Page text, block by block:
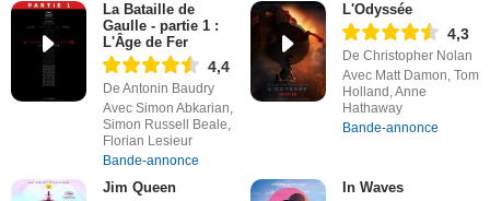
La Bataille de
Gaulle - partie 1 :
L'Âge de Fer
4,4
De Antonin Baudry
Avec Simon Abkarian,
Simon Russell Beale,
Florian Lesieur
Bande-annonce
L'Odyssée
4,3
De Christopher Nolan
Avec Matt Damon, Tom
Holland, Anne
Hathaway
Bande-annonce
Jim Queen In Waves